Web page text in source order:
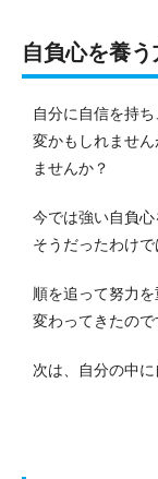
自負心を養う
自分に自信を持
変かもしれませ
ませんか？
今では強い自負
そうだったわけで
順を追って努力
変わってきたので
次は、自分の中に